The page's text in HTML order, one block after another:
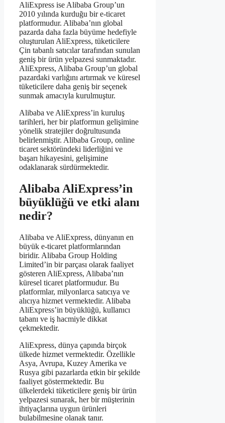
AliExpress ise Alibaba Group’un
2010 yılında kurduğu bir e-ticaret
platformudur. Alibaba’nın global
pazarda daha fazla büyüme hedefiyle
oluşturulan AliExpress, tüketicilere
Çin tabanlı satıcılar tarafından sunulan
geniş bir ürün yelpazesi sunmaktadır.
AliExpress, Alibaba Group’un global
pazardaki varlığını artırmak ve küresel
tüketicilere daha geniş bir seçenek
sunmak amacıyla kurulmuştur.
Alibaba ve AliExpress’in kuruluş
tarihleri, her bir platformun gelişimine
yönelik stratejiler doğrultusunda
belirlenmiştir. Alibaba Group, online
ticaret sektöründeki liderliğini ve
başarı hikayesini, gelişimine
odaklanarak sürdürmektedir.
Alibaba AliExpress’in
büyüklüğü ve etki alanı
nedir?
Alibaba ve AliExpress, dünyanın en
büyük e-ticaret platformlarından
biridir. Alibaba Group Holding
Limited’in bir parçası olarak faaliyet
gösteren AliExpress, Alibaba’nın
küresel ticaret platformudur. Bu
platformlar, milyonlarca satıcıya ve
alıcıya hizmet vermektedir. Alibaba
AliExpress’in büyüklüğü, kullanıcı
tabanı ve iş hacmiyle dikkat
çekmektedir.
AliExpress, dünya çapında birçok
ülkede hizmet vermektedir. Özellikle
Asya, Avrupa, Kuzey Amerika ve
Rusya gibi pazarlarda etkin bir şekilde
faaliyet göstermektedir. Bu
ülkelerdeki tüketicilere geniş bir ürün
yelpazesi sunarak, her bir müşterinin
ihtiyaçlarına uygun ürünleri
bulabilmesine olanak tanır.